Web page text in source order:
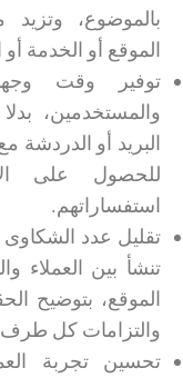
بالموضوع،
الموقع أو الخدمة أو
توفير وقت
والمستخدمين،
البريد أو الدردشة
للحصول على
استفساراتهم.
تقليل عدد الشكاوى
تنشأ بين العملاء
الموقع، بتوضيح
والتزامات كل
تحسين تجربة